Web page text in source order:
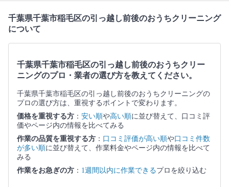
千葉県千葉市稲毛区の引っ越し前後のおうちクリーニング
について
千葉県千葉市稲毛区の引っ越し前後のおうちクリー
ニングのプロ・業者の選び方を教えてください。
千葉県千葉市稲毛区の引っ越し前後のおうちクリーニングの
プロの選び方は、重視するポイントで変わります。
価格を重視する方 ： 安い順や高い順に並び替えて、口コミ評
価やページ内の情報を比べてみる
作業の品質を重視する方 ： 口コミ評価が高い順や口コミ件数
が多い順に並び替えて、作業料金やページ内の情報を比べて
みる
作業をお急ぎの方 ： 1週間以内に作業できるプロを絞り込む